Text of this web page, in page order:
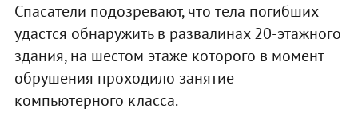
Спасатели подозревают, что тела погибших
удастся обнаружить в развалинах 20-этажного
здания, на шестом этаже которого в момент
обрушения проходило занятие
компьютерного класса.